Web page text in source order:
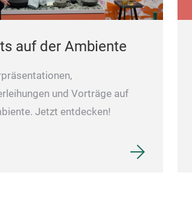
auf der Ambiente
und Vorträge auf
Jetzt entdecken!